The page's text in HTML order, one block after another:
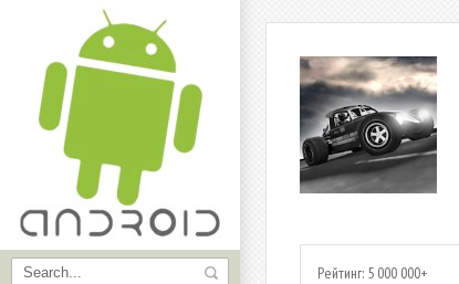
Рейтинг: 5 000 000+